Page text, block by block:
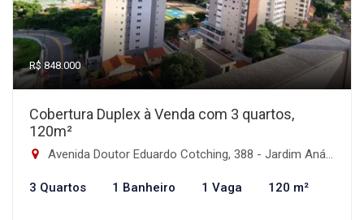
R$ 848.000
Cobertura Duplex à Venda com 3 quartos,
120m²
Avenida Doutor Eduardo Cotching, 388 - Jardim Anália Franco, São Paulo-SP
3 Quartos 1 Banheiro 1 Vaga 120 m²